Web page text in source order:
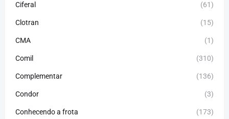
Ciferal (61)
Clotran (15)
CMA (1)
Comil (310)
Complementar (136)
Condor (3)
Conhecendo a frota (173)